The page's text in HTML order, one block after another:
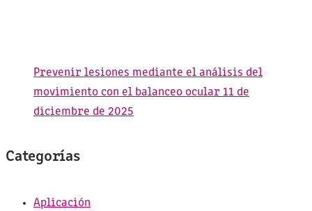
Prevenir lesiones mediante el análisis del
movimiento con el balanceo ocular 11 de
diciembre de 2025
Categorías
Aplicación